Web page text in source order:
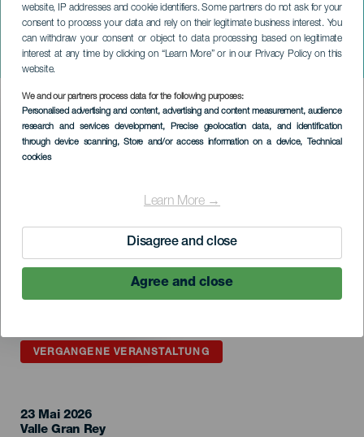
website, IP addresses and cookie identifiers. Some partners do not ask for your
consent to process your data and rely on their legitimate business interest. You
can withdraw your consent or object to data processing based on legitimate
interest at any time by clicking on “Learn More” or in our Privacy Policy on this
website.
We and our partners process data for the following purposes:
Personalised advertising and content, advertising and content measurement, audience
research and services development, Precise geolocation data, and identification
through device scanning, Store and/or access information on a device, Technical
cookies
Learn More →
Disagree and close
Agree and close
Ein Spaziergang durch La
Calera
LA GOMERA
Imagen
Listado
VERGANGENE VERANSTALTUNG
23 Mai 2026
Localidad
Valle Gran Rey